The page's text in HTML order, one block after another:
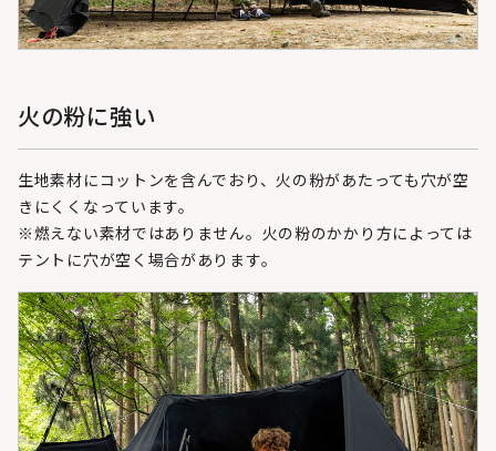
火の粉に強い
生地素材にコットンを含んでおり、火の粉があたっても穴が空
きにくくなっています。
※燃えない素材ではありません。火の粉のかかり方によっては
テントに穴が空く場合があります。